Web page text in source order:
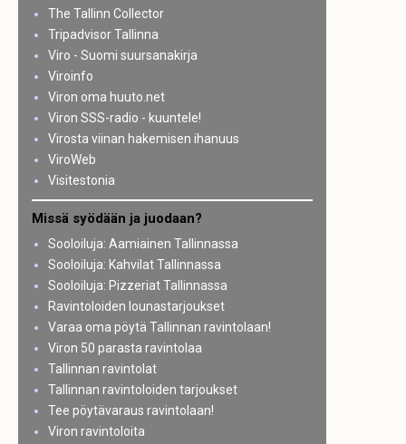
The Tallinn Collector
Tripadvisor Tallinna
Viro - Suomi suursanakirja
Viroinfo
Viron oma huuto.net
Viron SSS-radio - kuuntele!
Virosta viinan hakemisen ihanuus
ViroWeb
Visitestonia
Missä syödään ja juodaan?
Sooloiluja: Aamiainen Tallinnassa
Sooloiluja: Kahvilat Tallinnassa
Sooloiluja: Pizzeriat Tallinnassa
Ravintoloiden lounastarjoukset
Varaa oma pöytä Tallinnan ravintolaan!
Viron 50 parasta ravintolaa
Tallinnan ravintolat
Tallinnan ravintoloiden tarjoukset
Tee pöytävaraus ravintolaan!
Viron ravintoloita